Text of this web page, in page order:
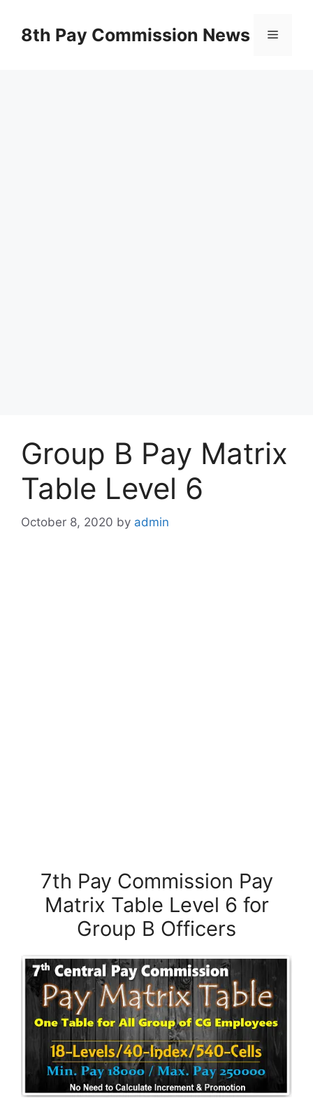
content8th Pay Commission News Menu
Group B Pay Matrix
Table Level 6
October 8, 2020 by admin
7th Pay Commission Pay
Matrix Table Level 6 for
Group B Officers